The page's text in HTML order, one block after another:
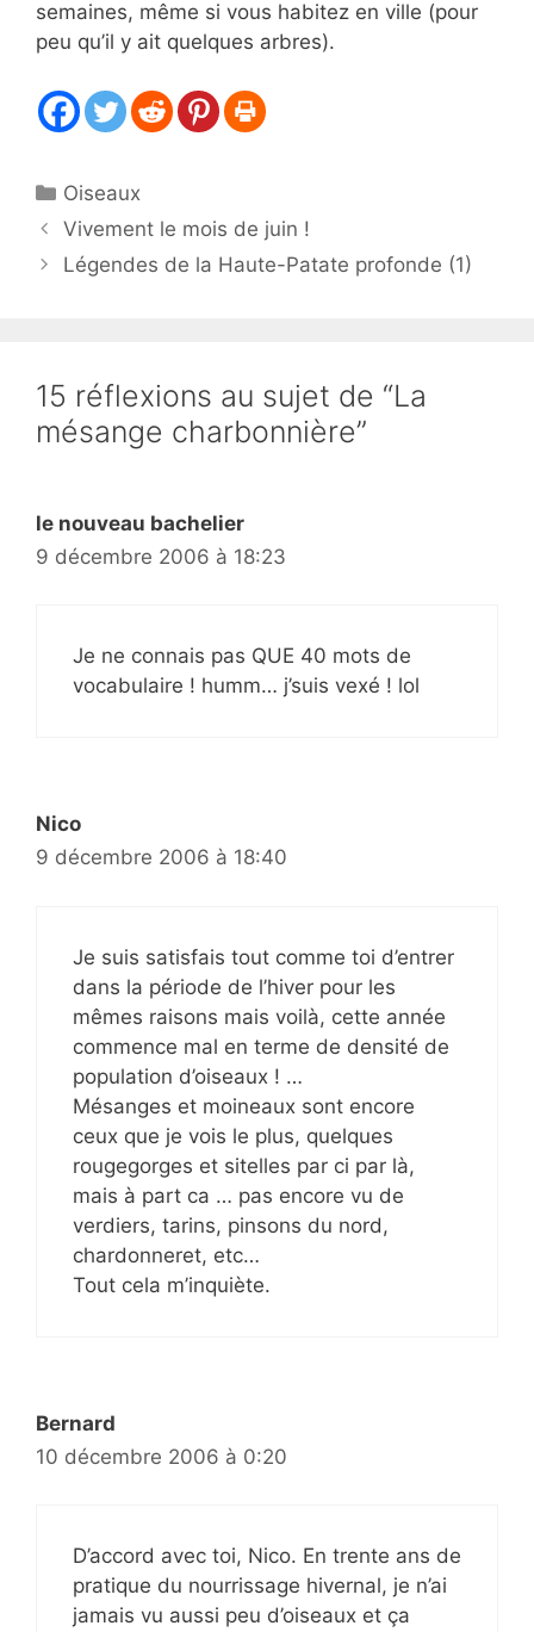
semaines, même si vous habitez en ville (pour
peu qu’il y ait quelques arbres).
Catégories
Oiseaux
Vivement le mois de juin !
Légendes de la Haute-Patate profonde (1)
15 réflexions au sujet de “La
mésange charbonnière”
le nouveau bachelier
9 décembre 2006 à 18:23
Je ne connais pas QUE 40 mots de
vocabulaire ! humm… j’suis vexé ! lol
Nico
9 décembre 2006 à 18:40
Je suis satisfais tout comme toi d’entrer
dans la période de l’hiver pour les
mêmes raisons mais voilà, cette année
commence mal en terme de densité de
population d’oiseaux ! …
Mésanges et moineaux sont encore
ceux que je vois le plus, quelques
rougegorges et sitelles par ci par là,
mais à part ca … pas encore vu de
verdiers, tarins, pinsons du nord,
chardonneret, etc…
Tout cela m’inquiète.
Bernard
10 décembre 2006 à 0:20
D’accord avec toi, Nico. En trente ans de
pratique du nourrissage hivernal, je n’ai
jamais vu aussi peu d’oiseaux et ça